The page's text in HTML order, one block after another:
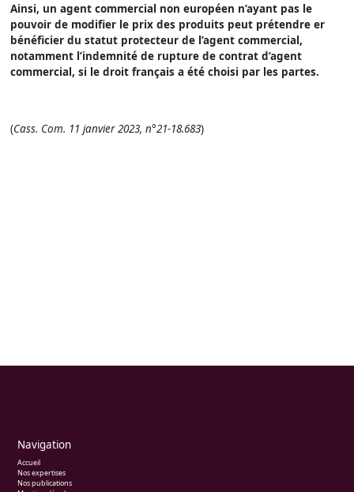
Ainsi, un agent commercial non européen n’ayant pas le
pouvoir de modifier le prix des produits peut prétendre er
bénéficier du statut protecteur de l’agent commercial,
notamment l’indemnité de rupture de contrat d’agent
commercial, si le droit français a été choisi par les partes.
(Cass. Com. 11 janvier 2023, n°21-18.683)
Navigation
Accueil
Nos expertises
Nos publications